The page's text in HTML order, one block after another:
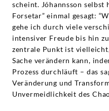
scheint. Jóhannsson selbst
Forsetar” einmal gesagt:
gehe ich durch viele
intensiver Freude bis hin
zentrale Punkt ist
Sache verändern kann,
Prozess durchläuft – das
Veränderung und
Unvermeidlichkeit des